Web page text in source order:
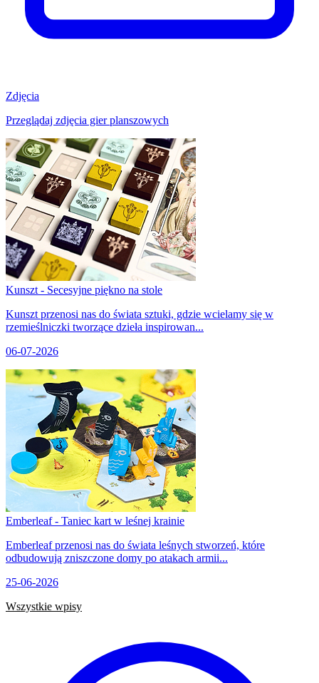
Zdjęcia
Przeglądaj zdjęcia gier planszowych
Kunszt - Secesyjne piękno na stole
Kunszt przenosi nas do świata sztuki, gdzie wcielamy się w
rzemieślniczki tworzące dzieła inspirowan...
06-07-2026
Emberleaf - Taniec kart w leśnej krainie
Emberleaf przenosi nas do świata leśnych stworzeń, które
odbudowują zniszczone domy po atakach armii...
25-06-2026
Wszystkie wpisy